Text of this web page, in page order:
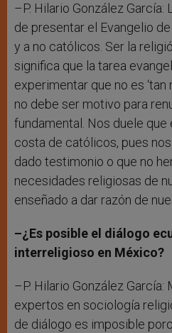
–P. Hilario González García:
de presentar el Evangelio
y a no católicos. Ser la
significa que la tarea
experimentar que no es ‘tan
no debe ser motivo para
fundamental. Nos duele
costa de católicos, pues
dado testimonio o que no
necesidades religiosas de
enseñado a dar razón de
–¿Es posible el diálogo
interreligioso en México?
–P. Hilario González
expertos en sociología
de diálogo es imposible